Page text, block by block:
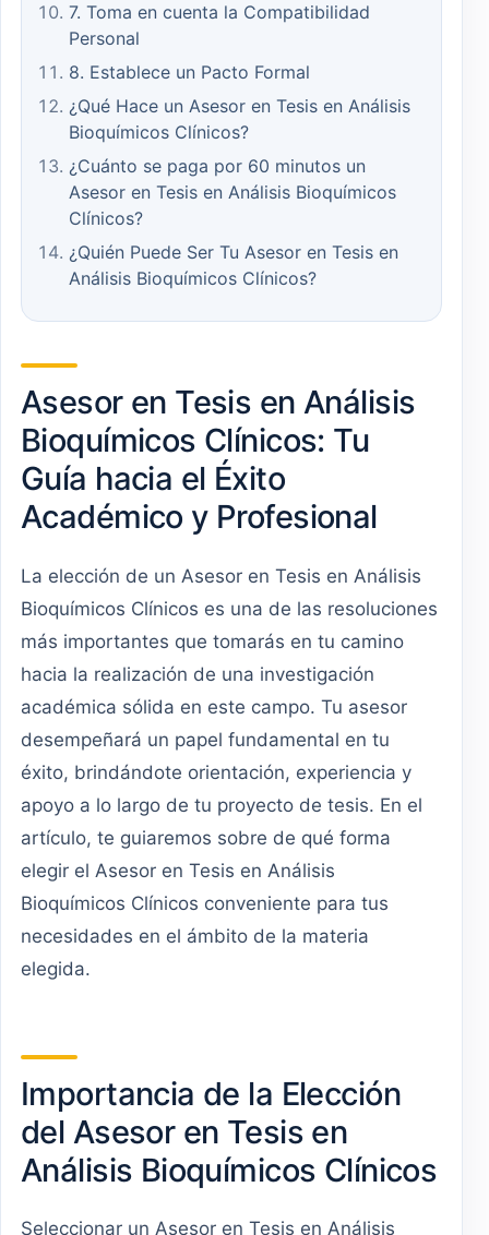
7. Toma en cuenta la Compatibilidad
Personal
8. Establece un Pacto Formal
¿Qué Hace un Asesor en Tesis en Análisis
Bioquímicos Clínicos?
¿Cuánto se paga por 60 minutos un
Asesor en Tesis en Análisis Bioquímicos
Clínicos?
¿Quién Puede Ser Tu Asesor en Tesis en
Análisis Bioquímicos Clínicos?
Asesor en Tesis en Análisis
Bioquímicos Clínicos: Tu
Guía hacia el Éxito
Académico y Profesional
La elección de un Asesor en Tesis en Análisis
Bioquímicos Clínicos es una de las resoluciones
más importantes que tomarás en tu camino
hacia la realización de una investigación
académica sólida en este campo. Tu asesor
desempeñará un papel fundamental en tu
éxito, brindándote orientación, experiencia y
apoyo a lo largo de tu proyecto de tesis. En el
artículo, te guiaremos sobre de qué forma
elegir el Asesor en Tesis en Análisis
Bioquímicos Clínicos conveniente para tus
necesidades en el ámbito de la materia
elegida.
Importancia de la Elección
del Asesor en Tesis en
Análisis Bioquímicos Clínicos
Seleccionar un Asesor en Tesis en Análisis